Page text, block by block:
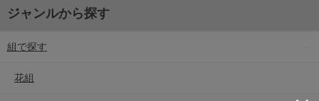
ジャンルから探す
組で探す
花組